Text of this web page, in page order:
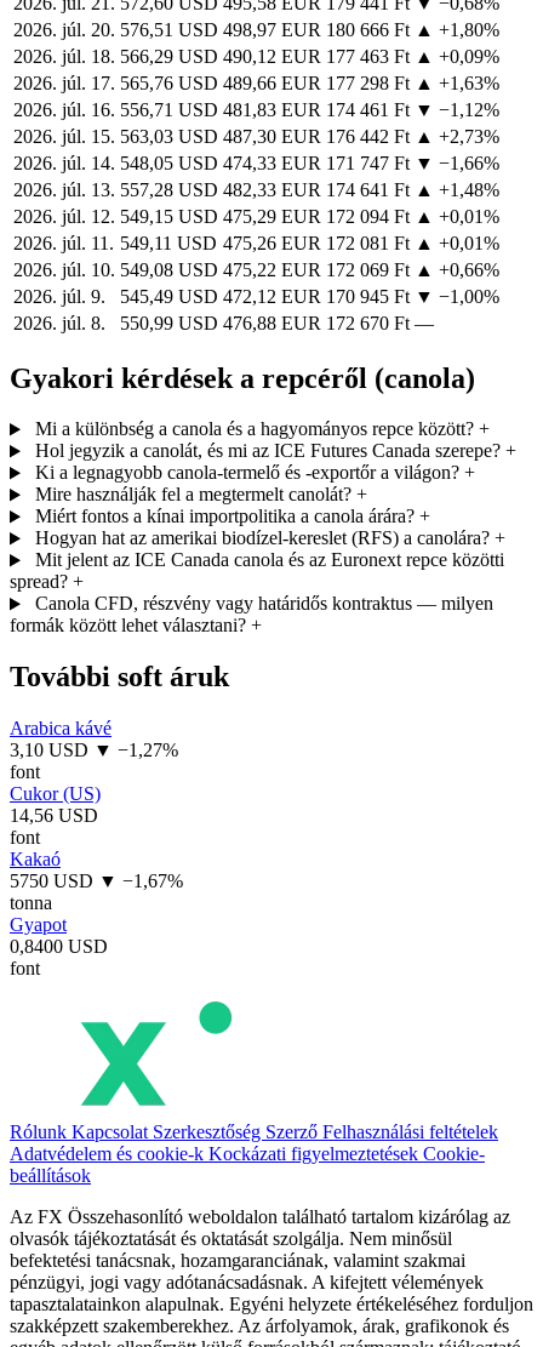
2026. júl. 20. 576,51 USD 498,97 EUR 180 666 Ft ▲ +1,80%
2026. júl. 18. 566,29 USD 490,12 EUR 177 463 Ft ▲ +0,09%
2026. júl. 17. 565,76 USD 489,66 EUR 177 298 Ft ▲ +1,63%
2026. júl. 16. 556,71 USD 481,83 EUR 174 461 Ft ▼ −1,12%
2026. júl. 15. 563,03 USD 487,30 EUR 176 442 Ft ▲ +2,73%
2026. júl. 14. 548,05 USD 474,33 EUR 171 747 Ft ▼ −1,66%
2026. júl. 13. 557,28 USD 482,33 EUR 174 641 Ft ▲ +1,48%
2026. júl. 12. 549,15 USD 475,29 EUR 172 094 Ft ▲ +0,01%
2026. júl. 11. 549,11 USD 475,26 EUR 172 081 Ft ▲ +0,01%
2026. júl. 10. 549,08 USD 475,22 EUR 172 069 Ft ▲ +0,66%
2026. júl. 9.
545,49 USD 472,12 EUR 170 945 Ft ▼ −1,00%
2026. júl. 8.
550,99 USD 476,88 EUR 172 670 Ft —
Gyakori kérdések a repcéről (canola)
Mi a különbség a canola és a hagyományos repce között? +
Hol jegyzik a canolát, és mi az ICE Futures Canada szerepe? +
Ki a legnagyobb canola-termelő és -exportőr a világon? +
Mire használják fel a megtermelt canolát? +
Miért fontos a kínai importpolitika a canola árára? +
Hogyan hat az amerikai biodízel-kereslet (RFS) a canolára? +
Mit jelent az ICE Canada canola és az Euronext repce közötti
spread? +
Canola CFD, részvény vagy határidős kontraktus — milyen
formák között lehet választani? +
További soft áruk
Arabica kávé
3,10 USD ▼ −1,27%
font
Cukor (US)
14,56 USD
font
Kakaó
5750 USD ▼ −1,67%
tonna
Gyapot
0,8400 USD
font
Rólunk Kapcsolat Szerkesztőség Szerző Felhasználási feltételek
Adatvédelem és cookie-k Kockázati figyelmeztetések Cookie-
beállítások
Az FX Összehasonlító weboldalon található tartalom kizárólag az
olvasók tájékoztatását és oktatását szolgálja. Nem minősül
befektetési tanácsnak, hozamgaranciának, valamint szakmai
pénzügyi, jogi vagy adótanácsadásnak. A kifejtett vélemények
tapasztalatainkon alapulnak. Egyéni helyzete értékeléséhez forduljon
szakképzett szakemberekhez. Az árfolyamok, árak, grafikonok és